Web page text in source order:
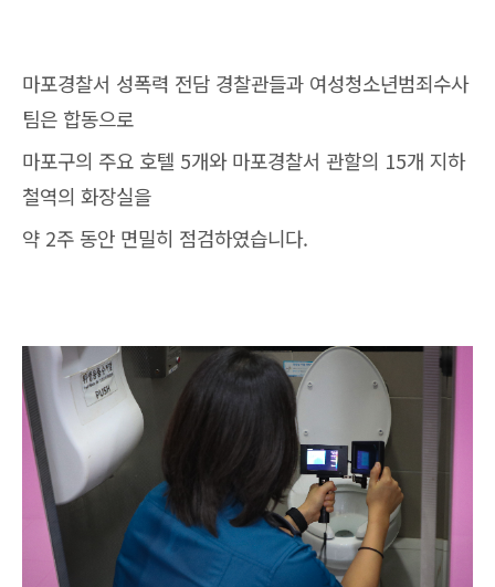
마포경찰서 성폭력 전담 경찰관들과 여성청소년범죄수사
팀은 합동으로
마포구의 주요 호텔 5개와 마포경찰서 관할의 15개 지하
철역의 화장실을
약 2주 동안 면밀히 점검하였습니다.